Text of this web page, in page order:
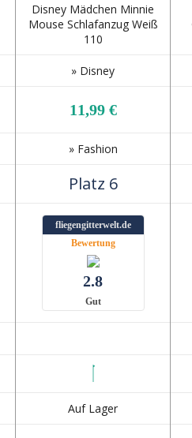
Disney Mädchen Minnie
Mouse Schlafanzug Weiß
110
» Disney
11,99 €
» Fashion
Platz 6
fliegengitterwelt.de
Bewertung
2.8
Gut
Auf Lager